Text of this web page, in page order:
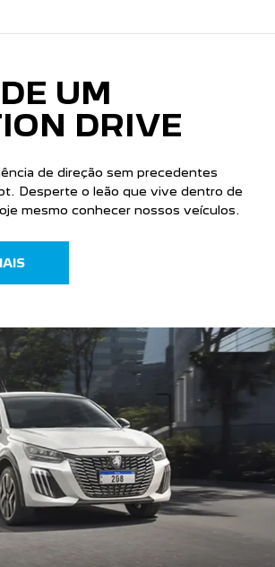
UM
DRIVE
de direção sem precedentes
Desperte o leão que vive dentro de
mesmo conhecer nossos veículos.